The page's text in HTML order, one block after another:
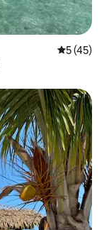
Průměrné
5 (45)